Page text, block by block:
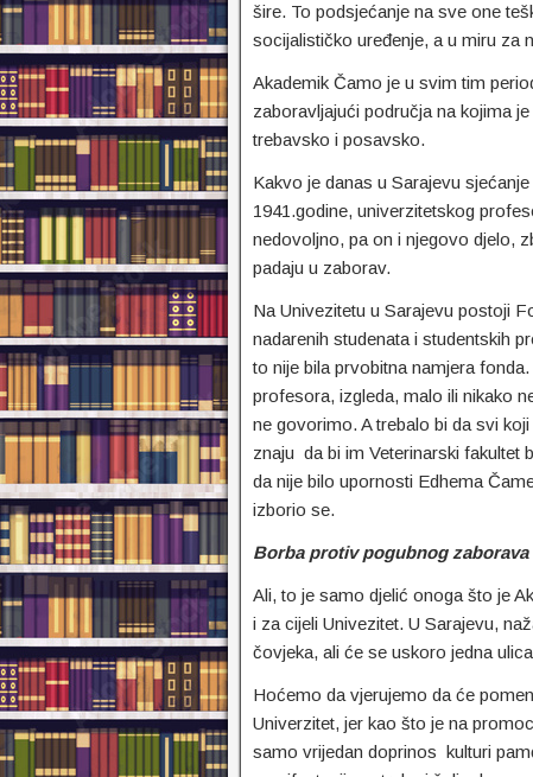
šire. To podsjećanje na sve one
socijalističko uređenje, a u miru za
Akademik Čamo je u svim tim
zaboravljajući područja na kojima
trebavsko i posavsko.
Kakvo je danas u Sarajevu
1941.godine, univerzitetskog
nedovoljno, pa on i njegovo djelo,
padaju u zaborav.
Na Univezitetu u Sarajevu postoji
nadarenih studenata i studentskih
to nije bila prvobitna namjera
profesora, izgleda, malo ili nikako
ne govorimo. A trebalo bi da svi
znaju da bi im Veterinarski fakultet
da nije bilo upornosti Edhema
izborio se.
Borba protiv pogubnog zaborava
Ali, to je samo djelić onoga što je
i za cijeli Univezitet. U Sarajevu,
čovjeka, ali će se uskoro jedna
Hoćemo da vjerujemo da će
Univerzitet, jer kao što je na
samo vrijedan doprinos kulturi